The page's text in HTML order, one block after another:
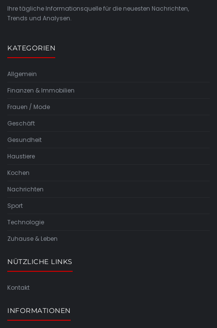
Ihre tägliche Informationsquelle für die neuesten Nachrichten,
Trends und Analysen.
KATEGORIEN
Allgemein
Finanzen & Immobilien
Frauen / Mode
Geschäft
Gesundheit
Haustiere
Kochen
Nachrichten
Sport
Technologie
Zuhause & Leben
NÜTZLICHE LINKS
Kontakt
INFORMATIONEN